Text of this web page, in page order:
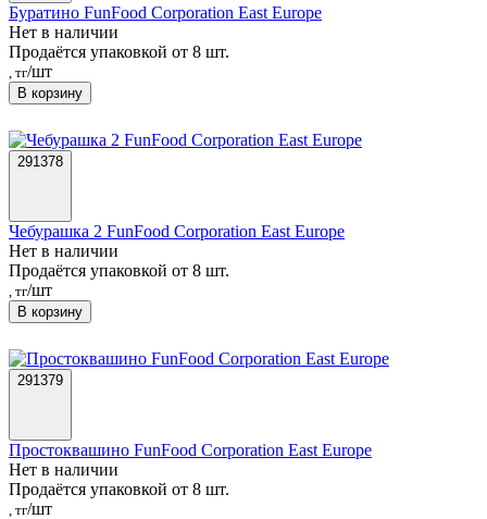
Буратино FunFood Corporation East Europe
Нет в наличии
Продаётся упаковкой от 8 шт.
, тг/шт
В корзину
291378
Чебурашка 2 FunFood Corporation East Europe
Нет в наличии
Продаётся упаковкой от 8 шт.
, тг/шт
В корзину
291379
Простоквашино FunFood Corporation East Europe
Нет в наличии
Продаётся упаковкой от 8 шт.
, тг/шт